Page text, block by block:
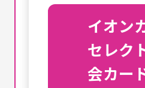
イオン
セレク
会カー